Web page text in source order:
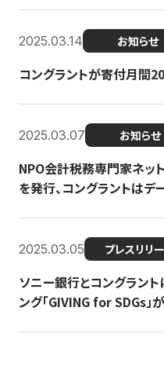
2025.03.14 お知らせ
コングラントが寄付月間
2025.03.07 お知らせ
NPO会計税務専門家ネッ
を発行、コングラントは
2025.03.05 プレスリリ
ソニー銀行とコングラント
ング「GIVING for SDGs」